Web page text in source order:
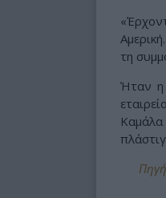
τη
Ήταν η
Καμάλα